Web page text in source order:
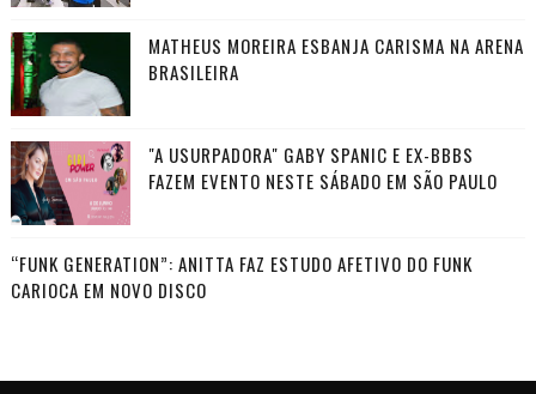
MATHEUS MOREIRA ESBANJA CARISMA NA ARENA
BRASILEIRA
"A USURPADORA" GABY SPANIC E EX-BBBS
FAZEM EVENTO NESTE SÁBADO EM SÃO PAULO
“FUNK GENERATION”: ANITTA FAZ ESTUDO AFETIVO DO FUNK
CARIOCA EM NOVO DISCO